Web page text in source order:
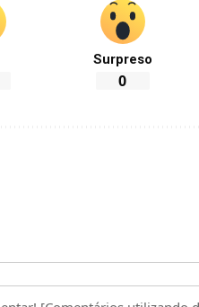
Surpreso
0